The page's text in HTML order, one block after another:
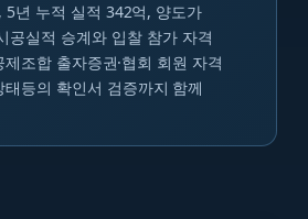
5년 누적 실적 342억, 양도가
공실적 승계와 입찰 참가 자격
제조합 출자증권·협회 회원 자격
등의 확인서 검증까지 함께